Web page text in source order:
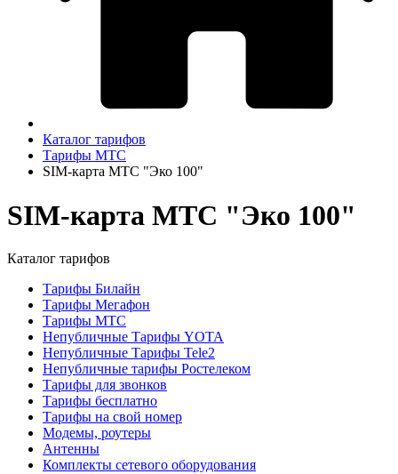
Каталог тарифов
Тарифы МТС
SIM-карта МТС "Эко 100"
SIM-карта МТС "Эко 100"
Каталог тарифов
Тарифы Билайн
Тарифы Мегафон
Тарифы МТС
Непубличные Тарифы YOTA
Непубличные Тарифы Tele2
Непубличные тарифы Ростелеком
Тарифы для звонков
Тарифы бесплатно
Тарифы на свой номер
Модемы, роутеры
Антенны
Комплекты сетевого оборудования